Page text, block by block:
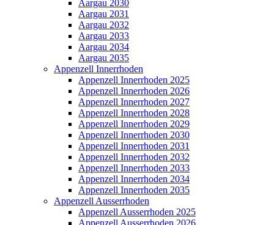
Aargau 2030
Aargau 2031
Aargau 2032
Aargau 2033
Aargau 2034
Aargau 2035
Appenzell Innerrhoden
Appenzell Innerrhoden 2025
Appenzell Innerrhoden 2026
Appenzell Innerrhoden 2027
Appenzell Innerrhoden 2028
Appenzell Innerrhoden 2029
Appenzell Innerrhoden 2030
Appenzell Innerrhoden 2031
Appenzell Innerrhoden 2032
Appenzell Innerrhoden 2033
Appenzell Innerrhoden 2034
Appenzell Innerrhoden 2035
Appenzell Ausserrhoden
Appenzell Ausserrhoden 2025